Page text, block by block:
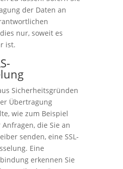
der Daten an
nur, soweit es
ist.
Sicherheitsgründen
Übertragung
wie zum Beispiel
die Sie an
senden, eine SSL-
Eine
erkennen Sie